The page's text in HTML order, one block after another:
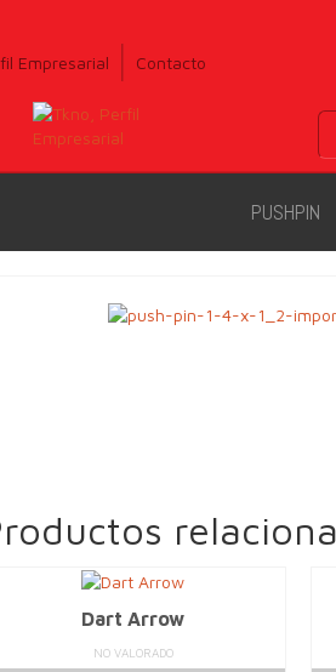
Empresarial Contacto
PUSHPIN
Dart Arrow
NO VALORADO